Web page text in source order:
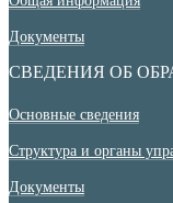
Документы
СВЕДЕНИЯ ОБ
Основные сведения
Структура и органы
Документы